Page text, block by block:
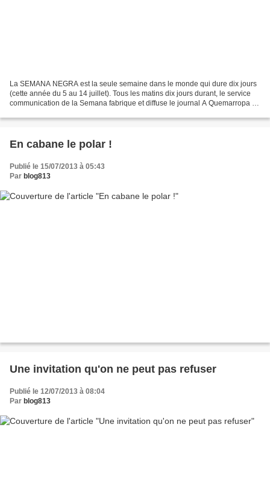
La SEMANA NEGRA est la seule semaine dans le monde qui dure dix jours
(cette année du 5 au 14 juillet). Tous les matins dix jours durant, le service
communication de la Semana fabrique et diffuse le journal A Quemarropa (A
En cabane le polar !
Publié le 15/07/2013 à 05:43
Par blog813
Une invitation qu'on ne peut pas refuser
Publié le 12/07/2013 à 08:04
Par blog813